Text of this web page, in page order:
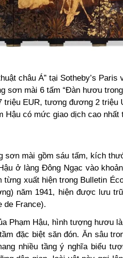
châu Á” tại Sotheby’s
sơn mài 6 tấm “Đàn hươu
EUR, tương đương 2 triệu
Hậu có mức giao dịch cao nhất
sơn mài gồm sáu tấm, kích
ở làng Đông Ngạc vào
từng xuất hiện trong Bulletin
năm 1941, hiện được lưu
de France).
Phạm Hậu, hình tượng hươu
đặc biệt săn đón. Ăn sâu
nhiều tầng ý nghĩa biểu